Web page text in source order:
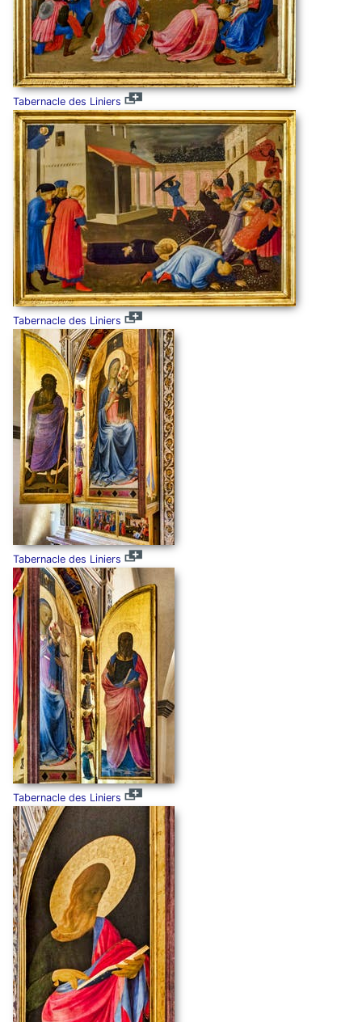
Tabernacle des Liniers
Tabernacle des Liniers
Tabernacle des Liniers
Tabernacle des Liniers